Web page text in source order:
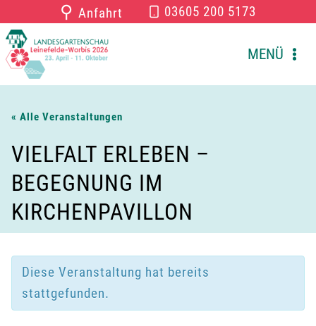
Inhalt
springen
⚲ Anfahrt 03605 200 5173
MENÜ
« Alle Veranstaltungen
VIELFALT ERLEBEN –
BEGEGNUNG IM
KIRCHENPAVILLON
Diese Veranstaltung hat bereits
stattgefunden.